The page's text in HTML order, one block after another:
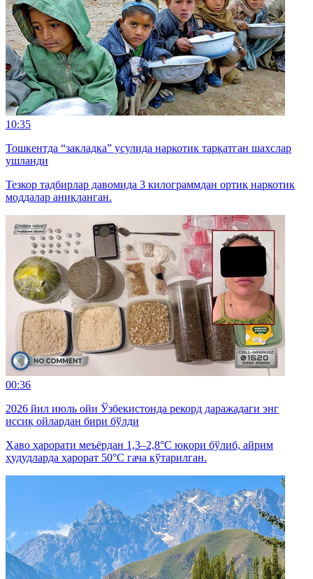
10:35
Тошкентда “закладка” усулида наркотик тарқатган шахслар
ушланди
Тезкор тадбирлар давомида 3 килограммдан ортиқ наркотик
моддалар аниқланган.
00:36
2026 йил июль ойи Ўзбекистонда рекорд даражадаги энг
иссиқ ойлардан бири бўлди
Ҳаво ҳарорати меъёрдан 1,3–2,8°C юқори бўлиб, айрим
ҳудудларда ҳарорат 50°C гача кўтарилган.